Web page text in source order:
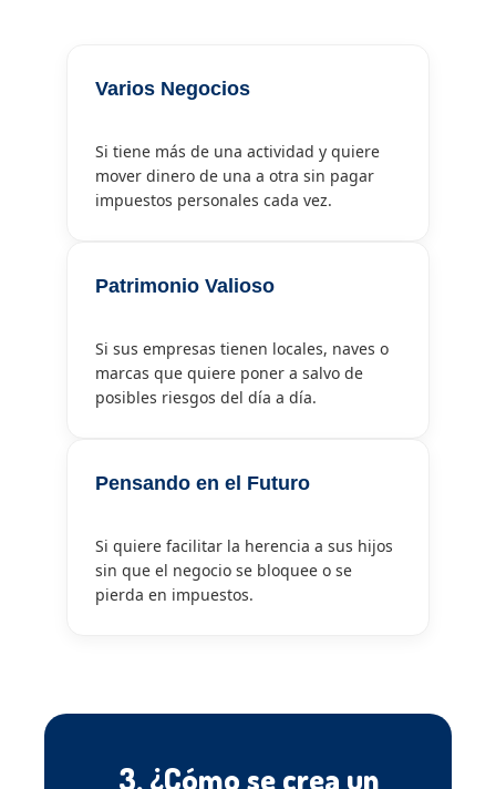
Varios Negocios
Si tiene más de una actividad y quiere
mover dinero de una a otra sin pagar
impuestos personales cada vez.
Patrimonio Valioso
Si sus empresas tienen locales, naves o
marcas que quiere poner a salvo de
posibles riesgos del día a día.
Pensando en el Futuro
Si quiere facilitar la herencia a sus hijos
sin que el negocio se bloquee o se
pierda en impuestos.
3. ¿Cómo se crea un